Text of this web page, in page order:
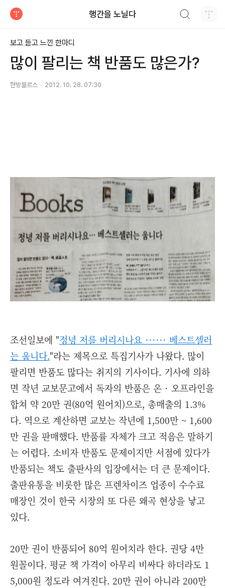
행간을 노닐다
보고 듣고 느낀 한마디
많이 팔리는 책 반품도 많은가?
한방블르스 2012. 10. 28. 07:30
조선일보에 "정녕 저를 버리시나요 ······ 베스트셀러
는 웁니다."라는 제목으로 특집기사가 나왔다. 많이
팔리면 반품도 많다는 취지의 기사이다. 기사에 의하
면 작년 교보문고에서 독자의 반품은 온 · 오프라인을
합쳐 약 20만 권(80억 원어치)으로, 총매출의 1.3%
다. 역으로 계산하면 교보는 작년에 1,500만 ~ 1,600
만 권을 판매했다. 반품률 자체가 크고 적음은 말하기
는 어렵다. 소비자 반품도 문제이지만 서점에 있다가
반품되는 책도 출판사의 입장에서는 더 큰 문제이다.
출판유통을 비롯한 많은 프렌차이즈 업종이 수수료
매장인 것이 한국 시장의 또 다른 왜곡 현상을 낳고
있다.
20만 권이 반품되어 80억 원어치라 한다. 권당 4만
원꼴이다. 평균 책 가격이 아무리 비싸다 하더라도 1
5,000원 정도라 여겨진다. 20만 권이 아니라 200만